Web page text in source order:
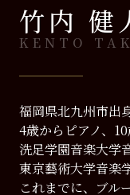
竹内 健
KENTO
福岡県北九州市出身
4歳からピアノ、
洗足学園音楽大学
東京藝術大学音楽
これまでに、ブル